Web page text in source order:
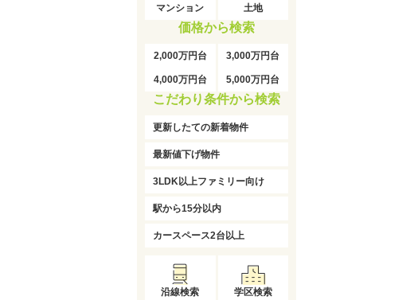
マンション 土地
価格から検索
2,000万円台 3,000万円台
4,000万円台 5,000万円台
こだわり条件から検索
更新したての新着物件
最新値下げ物件
3LDK以上ファミリー向け
駅から15分以内
カースペース2台以上
沿線検索 学区検索